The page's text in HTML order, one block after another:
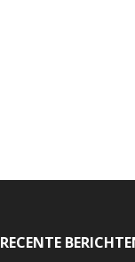
RECENTE